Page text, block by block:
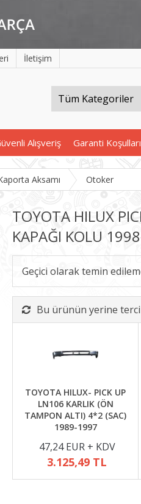
İletişim
Alışveriş Garanti Koşulları
Aksamı Otoker
TOYOTA HILUX
KAPAĞI KOLU
Geçici olarak temin
Bu ürünün yerine
TOYOTA HILUX- PICK UP
LN106 KARLIK (ÖN
TAMPON ALTI) 4*2 (SAC)
1989-1997
47,24 EUR + KDV
3.125,49 TL